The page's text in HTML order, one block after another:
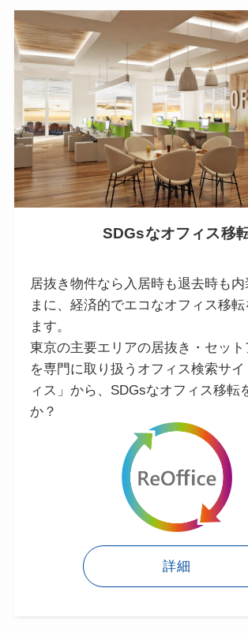
SDGsなオフィス移
居抜き物件なら入居時も退去時も内
まに、経済的でエコなオフィス移
ます。
東京の主要エリアの居抜き・セッ
を専門に取り扱うオフィス検索サイ
ィス」から、SDGsなオフィス移転
か？
詳細